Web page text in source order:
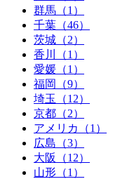
群馬（1）
千葉（46）
茨城（2）
香川（1）
愛媛（1）
福岡（9）
埼玉（12）
京都（2）
アメリカ（1）
広島（3）
大阪（12）
山形（1）